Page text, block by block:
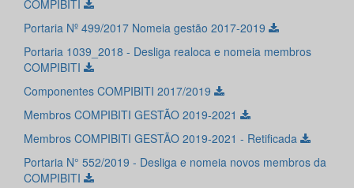
COMPIBITI
Portaria Nº 499/2017 Nomeia gestão 2017-2019
Portaria 1039_2018 - Desliga realoca e nomeia membros
COMPIBITI
Componentes COMPIBITI 2017/2019
Membros COMPIBITI GESTÃO 2019-2021
Membros COMPIBITI GESTÃO 2019-2021 - Retificada
Portaria N° 552/2019 - Desliga e nomeia novos membros da
COMPIBITI